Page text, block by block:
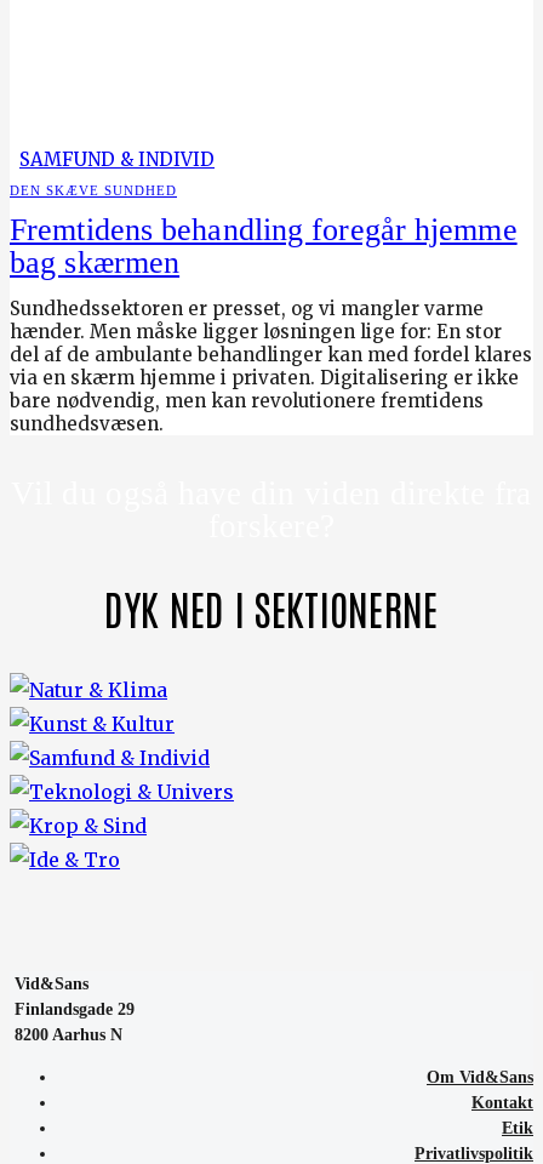
SAMFUND & INDIVID
DEN SKÆVE SUNDHED
Fremtidens behandling foregår hjemme
bag skærmen
Sundhedssektoren er presset, og vi mangler varme
hænder. Men måske ligger løsningen lige for: En stor
del af de ambulante behandlinger kan med fordel klares
via en skærm hjemme i privaten. Digitalisering er ikke
bare nødvendig, men kan revolutionere fremtidens
sundhedsvæsen.
DYK NED I SEKTIONERNE
Vid&Sans
Finlandsgade 29
8200 Aarhus N
Om Vid&Sans
Kontakt
Etik
Privatlivspolitik